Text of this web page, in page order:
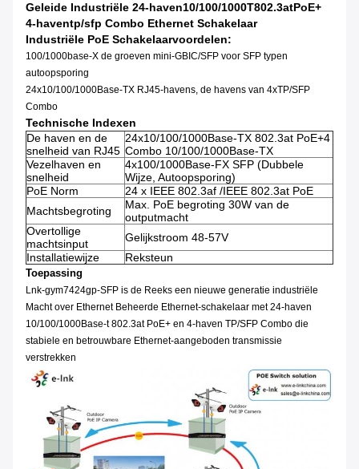
Geleide Industriële 24-haven10/100/1000T802.3atPoE+
4-haventp/sfp Combo Ethernet Schakelaar
Industriële PoE Schakelaarvoordelen:
100/1000base-X de groeven mini-GBIC/SFP voor SFP typen
autoopsporing
24x10/100/1000Base-TX RJ45-havens, de havens van 4xTP/SFP
Combo
Technische Indexen
De haven en de
snelheid van RJ45
24x10/100/1000Base-TX 802.3at PoE+4
Combo 10/100/1000Base-TX
Vezelhaven en
snelheid
4x100/1000Base-FX SFP (Dubbele
Wijze, Autoopsporing)
PoE Norm
24 x IEEE 802.3af /IEEE 802.3at PoE
Machtsbegroting
Max. PoE begroting 30W van de
outputmacht
Overtollige
machtsinput
Gelijkstroom 48-57V
Installatiewijze
Reksteun
Toepassing
Lnk-gym7424gp-SFP is de Reeks een nieuwe generatie industriële
Macht over Ethernet Beheerde Ethernet-schakelaar met 24-haven
10/100/1000Base-t 802.3at PoE+ en 4-haven TP/SFP Combo die
stabiele en betrouwbare Ethernet-aangeboden transmissie
verstrekken